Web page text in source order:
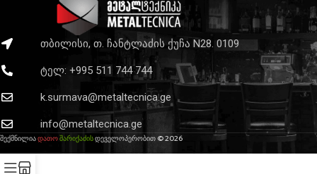
თბილისი, თ. ჩანტლაძის ქუჩა N28. 0109
ტელ: +995 511 744 744
k.surmava@metaltecnica.ge
info@metaltecnica.ge
შექმნილიადათოშარიქაძისდეველოპერობით © 2026